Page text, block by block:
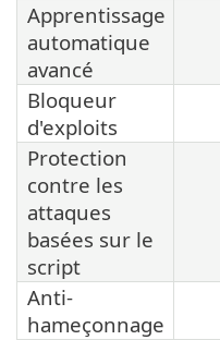
Apprentissage
automatique
avancé
Bloqueur
d'exploits
Protection
contre les
attaques
basées sur le
script
Anti-
hameçonnage